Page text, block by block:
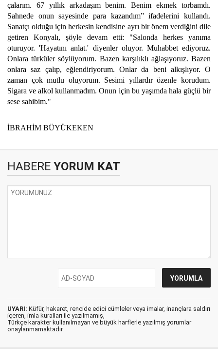
çalarım. 67 yıllık arkadaşım benim. Benim ekmek torbamdı.
Sahnede onun sayesinde para kazandım” ifadelerini kullandı.
Sanatçı olduğu için herkesin kendisine ayrı bir önem verdiğini dile
getiren Konyalı, şöyle devam etti: "Salonda herkes yanıma
oturuyor. 'Hayatını anlat.' diyenler oluyor. Muhabbet ediyoruz.
Onlara türküler söylüyorum. Bazen karşılıklı ağlaşıyoruz. Bazen
onlara saz çalıp, eğlendiriyorum. Onlar da beni alkışlıyor. O
zaman çok mutlu oluyorum. Sesimi yıllardır özenle korudum.
Sigara ve alkol kullanmadım. Onun için bu yaşımda hala güçlü bir
sese sahibim."
İBRAHİM BÜYÜKEKEN
HABERE YORUM KAT
UYARI: Küfür, hakaret, rencide edici cümleler veya imalar, inançlara saldırı
içeren, imla kuralları ile yazılmamış,
Türkçe karakter kullanılmayan ve büyük harflerle yazılmış yorumlar
onaylanmamaktadır.